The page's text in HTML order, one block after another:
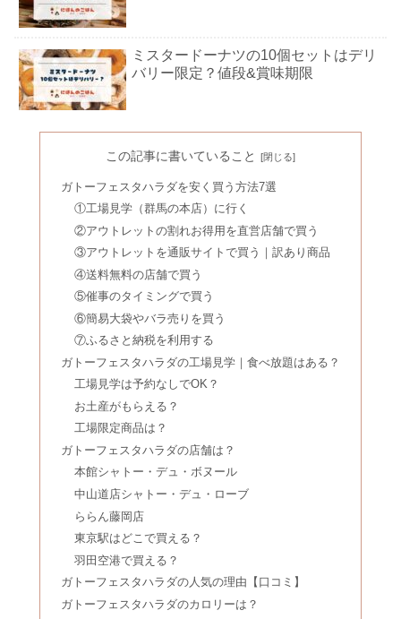
ミスタードーナツの10個セットはデリ
バリー限定？値段&賞味期限
すき家キング牛丼の値段｜断られる＆
迷惑？残したら持ち帰りできる？
鉄フライパンにゴキブリで後悔？やめ
たほうがいいデメリットとは
一升餅はシャトレーゼでどこに売って
る？アカチャンホンポ・西松屋も
飲むシリカは怪しい？悪い口コミ&科
学的根拠を調査してみた
サイリウムは体に悪い？オオバコとの
違い＆代用｜デメリットは太る？
ザやおすすめの食べ方も
この記事に書いていること
ガトーフェスタハラダを安く買う方法7選
①工場見学（群馬の本店）に行く
②アウトレットの割れお得用を直営店舗で買う
③アウトレットを通販サイトで買う｜訳あり商品
④送料無料の店舗で買う
⑤催事のタイミングで買う
⑥簡易大袋やバラ売りを買う
⑦ふるさと納税を利用する
ガトーフェスタハラダの工場見学｜食べ放題はある？
工場見学は予約なしでOK？
お土産がもらえる？
工場限定商品は？
ガトーフェスタハラダの店舗は？
本館シャトー・デュ・ボヌール
中山道店シャトー・デュ・ローブ
ららん藤岡店
東京駅はどこで買える？
羽田空港で買える？
ガトーフェスタハラダの人気の理由【口コミ】
ガトーフェスタハラダのカロリーは？